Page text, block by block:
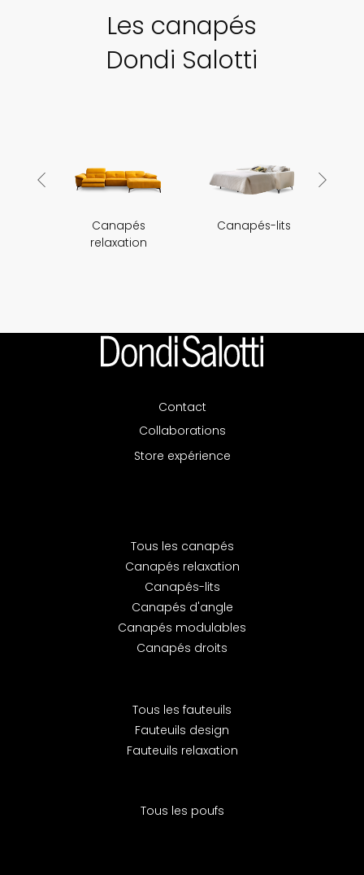
Les canapés
Dondi Salotti
Canapés
relaxation
Canapés-lits
Tous les canapés
Canapés relaxation
Canapés-lits
Canapés d'angle
Canapés modulables
Canapés droits
Tous les fauteuils
Fauteuils design
Fauteuils relaxation
Tous les poufs
Contact
Collaborations
Store expérience